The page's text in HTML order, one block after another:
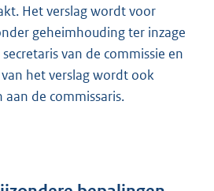
Het verslag wordt voor
geheimhouding ter inzage
van de commissie en
het verslag wordt ook
de commissaris.